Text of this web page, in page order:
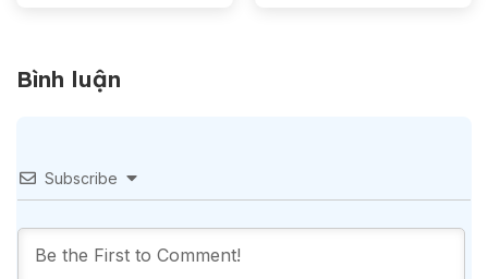
Bình luận
Subscribe